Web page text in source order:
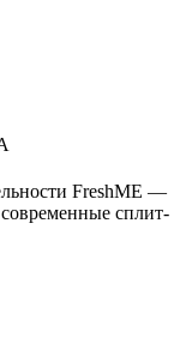
FreshME —
сплит-